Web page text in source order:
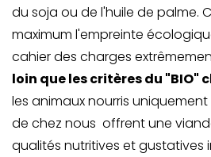
du soja ou de l'huile de palme.
maximum l'empreinte
cahier des charges
loin que les critères du "BIO"
les animaux nourris
de chez nous offrent une
qualités nutritives et gustatives